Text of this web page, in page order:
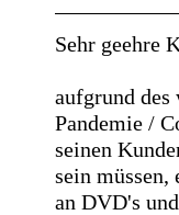
Sehr geehre
aufgrund
Pandemie /
seinen
sein müssen,
an DVD's